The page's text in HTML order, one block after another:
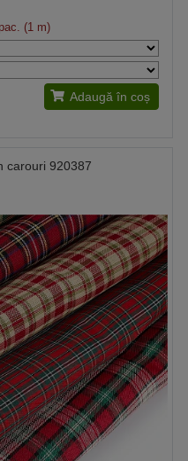
(1 m)
Adaugă în coș
carouri 920387